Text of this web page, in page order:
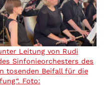
Leitung von Rudi
Sinfonieorchesters des
tosenden Beifall für die
Foto: